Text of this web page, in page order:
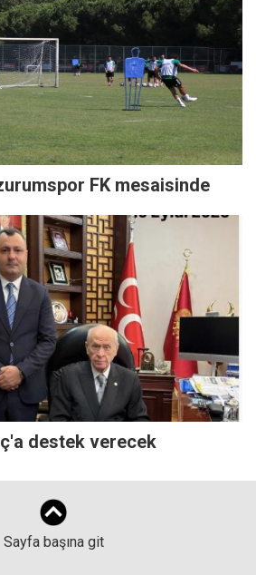
FK mesaisinde
destek verecek
Sayfa başına git